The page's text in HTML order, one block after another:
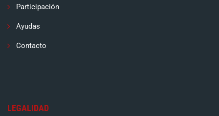
Participación
Ayudas
Contacto
LEGALIDAD